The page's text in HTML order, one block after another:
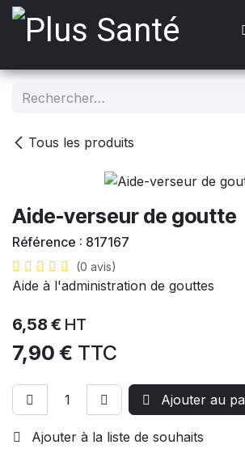
Se rendre au contenu
Tous les produits
Aide-verseur de goutte
Référence : 817167
(0 avis)
Aide à l'administration de gouttes
6,58 € HT
7,90 € TTC
Ajouter au
Ajouter à la liste de souhaits